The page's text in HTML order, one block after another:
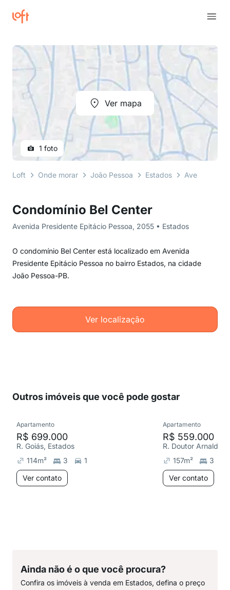
Condomínio Bel Center
Avenida Presidente Epitácio Pessoa, 2055 • Estados
O condomínio Bel Center está localizado em Avenida
Presidente Epitácio Pessoa no bairro Estados, na cidade
João Pessoa-PB.
Ver localização
Ver mapa
1 foto
Loft Onde morar João Pessoa Estados Avenida
Outros imóveis que você pode gostar
Apartamento
R$ 699.000
R. Goiás, Estados
114m² 3
1
Ver contato
Apartamento
R$ 559.000
157m²
3
Ver contato
Ainda não é o que você procura?
Confira os imóveis à venda em Estados, defina o preço